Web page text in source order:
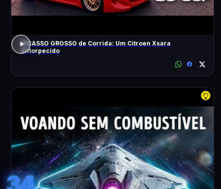
PICASSO GROSSO de Corrida: Um Citroen Xsara
Entorpecido